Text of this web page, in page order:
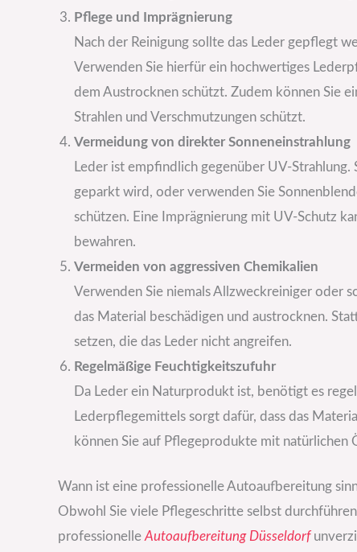
Pflege und Imprägnierung
Nach der Reinigung sollte das Leder gepflegt
Verwenden Sie hierfür ein hochwertiges
dem Austrocknen schützt. Zudem können Sie
Strahlen und Verschmutzungen schützt.
Vermeidung von direkter Sonneneinstrahlung
Leder ist empfindlich gegenüber UV-Strahlung.
geparkt wird, oder verwenden Sie
schützen. Eine Imprägnierung mit UV-Schutz
bewahren.
Vermeiden von aggressiven Chemikalien
Verwenden Sie niemals Allzweckreiniger oder
das Material beschädigen und austrocknen.
setzen, die das Leder nicht angreifen.
Regelmäßige Feuchtigkeitszufuhr
Da Leder ein Naturprodukt ist, benötigt es
Lederpflegemittels sorgt dafür, dass das
können Sie auf Pflegeprodukte mit natürlichen
Wann ist eine professionelle Autoaufbereitung
Obwohl Sie viele Pflegeschritte selbst
professionelle Autoaufbereitung Düsseldorf